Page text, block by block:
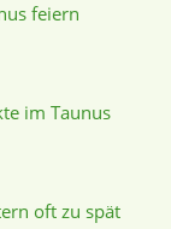
feiern
im Taunus
oft zu spät